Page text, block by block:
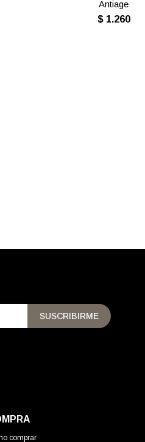
Antiage
$ 1.260
comprar
SUSCRIBIRME